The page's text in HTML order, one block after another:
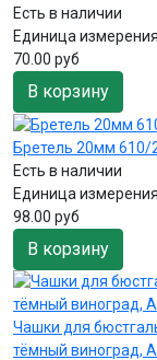
Есть в наличии
Единица
70.00 руб
В корзину
Бретель 20мм 610/
Есть в наличии
Единица
98.00 руб
В корзину
Чашки для
тёмный виноград,